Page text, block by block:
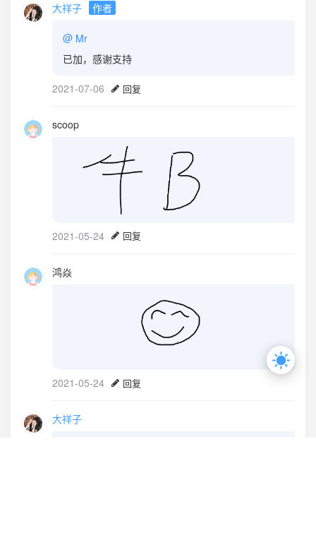
大祥子 作者
@ Mr
已加，感谢支持
2021-07-06 回复
scoop
2021-05-24 回复
鸿焱
2021-05-24 回复
大祥子